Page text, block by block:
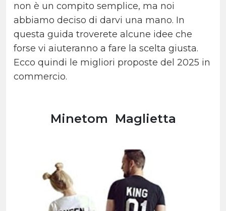
non è un compito semplice, ma noi
abbiamo deciso di darvi una mano. In
questa guida troverete alcune idee che
forse vi aiuteranno a fare la scelta giusta.
Ecco quindi le migliori proposte del 2025 in
commercio.
Minetom Maglietta